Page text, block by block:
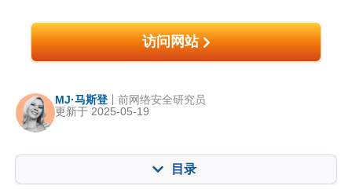
访问网站
MJ·马斯登
更新于 2025-05-19
前网络安全研究员
目录